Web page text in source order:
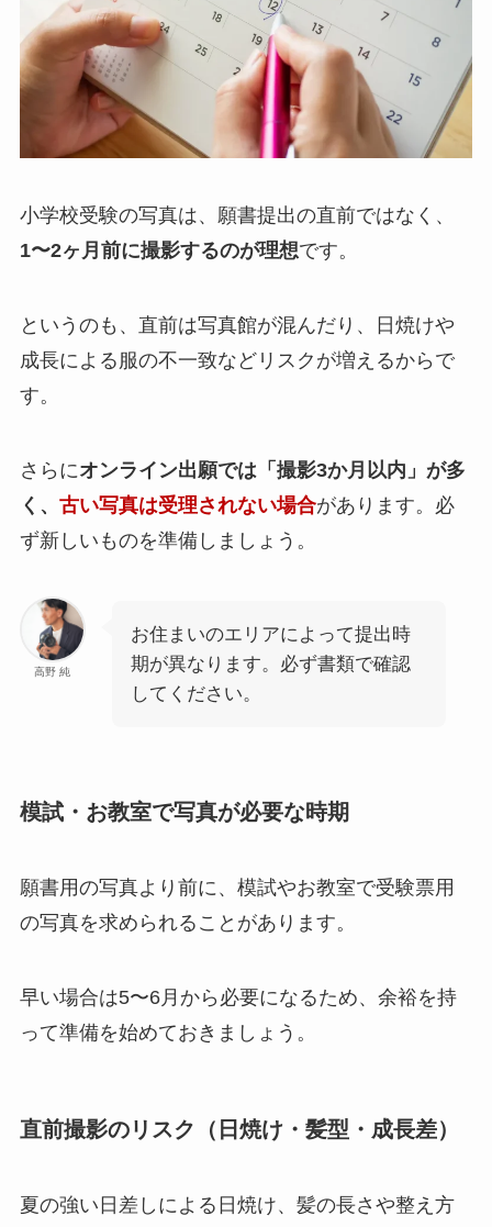
小学校受験の写真は、願書提出の直前ではなく、
1〜2ヶ月前に撮影するのが理想です。
というのも、直前は写真館が混んだり、日焼けや
成長による服の不一致などリスクが増えるからで
す。
さらにオンライン出願では「撮影3か月以内」が多
く、 古い写真は受理されない場合があります。必
ず新しいものを準備しましょう。
高野 純
お住まいのエリアによって提出時
期が異なります。必ず書類で確認
してください。
模試・お教室で写真が必要な時期
願書用の写真より前に、模試やお教室で受験票用
の写真を求められることがあります。
早い場合は5〜6月から必要になるため、余裕を持
って準備を始めておきましょう。
直前撮影のリスク（日焼け・髪型・成長差）
夏の強い日差しによる日焼け、髪の長さや整え方